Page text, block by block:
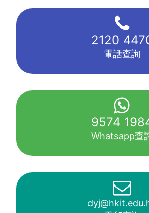
2120
電話查詢
9574
Whatsapp查